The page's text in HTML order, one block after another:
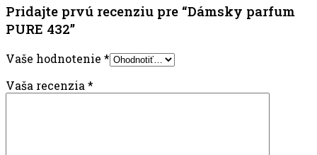
Pridajte prvú recenziu pre “Dámsky parfum
PURE 432”
Vaše hodnotenie *
Vaša recenzia *